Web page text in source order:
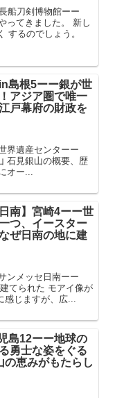
船刀剣博物館ーー
ってきました。 新し
するのでしょう。
島根5ーー銀が世
アジア圏で唯一
戸幕府の財政を
界遺産センターー
石見銀山の概要、歴
オー...
南】宮崎4ーー世
つ、イースター
ぜ日南の地に建
ンメッセ日南ーー
てられた モアイ像が
じますが、広...
島12ーー地球の
勇士な姿をぐる
の恵みがもたらし